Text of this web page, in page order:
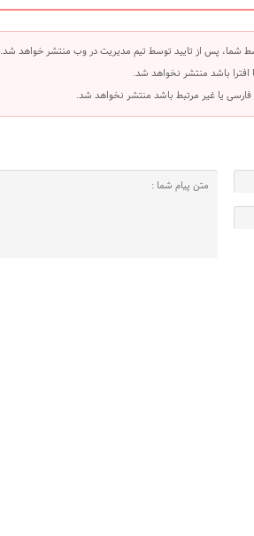
شما، پس از تایید توسط تیم مدیریت در وب منتشر خواهد شد.
باشد منتشر نخواهد شد.
فارسی یا غیر مرتبط باشد منتشر نخواهد شد.